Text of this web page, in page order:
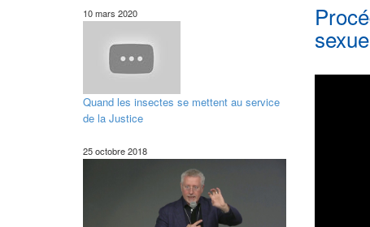
10 mars 2020
Quand les insectes se mettent au service
de la Justice
25 octobre 2018